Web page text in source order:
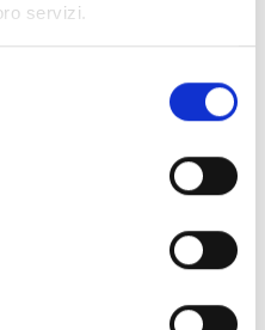
servizi.
Eventuali
essere richieste alla